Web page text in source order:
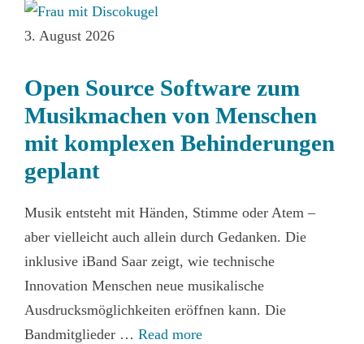
3. August 2026
Open Source Software zum
Musikmachen von Menschen
mit komplexen Behinderungen
geplant
Musik entsteht mit Händen, Stimme oder Atem –
aber vielleicht auch allein durch Gedanken. Die
inklusive iBand Saar zeigt, wie technische
Innovation Menschen neue musikalische
Ausdrucksmöglichkeiten eröffnen kann. Die
Bandmitglieder … Read more